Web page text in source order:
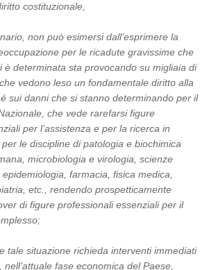
costituzionale,
non può esimersi dall’esprimere la
per le ricadute gravissime che
è determinata sta provocando su migliaia di
vedono leso un fondamentale diritto alla
sui danni che si stanno determinando per il
che vede rarefarsi figure
per l’assistenza e per la ricerca in
le discipline di patologia e biochimica
microbiologia e virologia, scienze
epidemiologia, farmacia, fisica medica,
etc., rendendo prospetticamente
di figure professionali essenziali per il
tale situazione richieda interventi immediati
fase economica del Paese,